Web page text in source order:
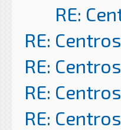
RE:
RE:
RE:
RE:
RE: